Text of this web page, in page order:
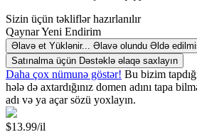
Sizin üçün təkliflər hazırlanılır
QaynarYeni Endirim
Əlavə et Yüklənir... Əlavə olundu Əldə
Satınalma üçün Dəstəklə əlaqə saxlayın
Daha çox nümunə göstər! Bu bizim
hələ də axtardığınız domen adını tapa
adı və ya açar sözü yoxlayın.
$13.99/il